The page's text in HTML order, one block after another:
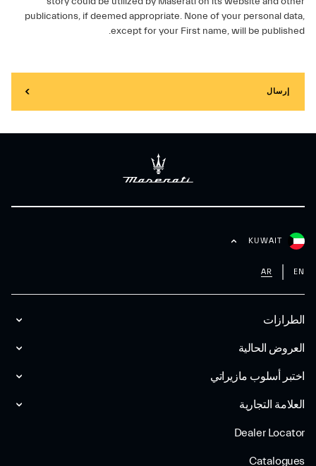
publications, if deemed appropriate. None of your personal data,
except for your First name, will be published.
إرسال
الطرازات
العروض الحالية
اختبر أسلوب مازیراتي
العلامة التجارية
Dealer Locator
Catalogues
KUWAIT
EN
AR